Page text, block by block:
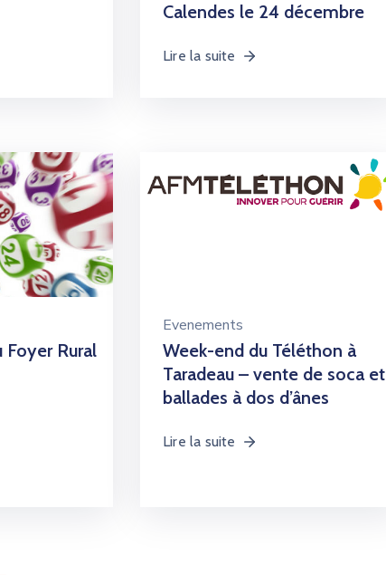
Calendes le 24 décembre
Lire la suite
Rural
Evenements
Week-end du Téléthon à
Taradeau – vente de soca et
ballades à dos d’ânes
Lire la suite